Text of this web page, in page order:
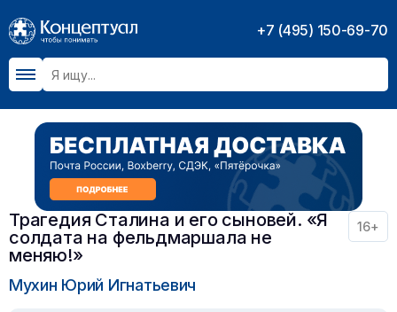
+7 (495) 150-69-70
Трагедия Сталина и его сыновей. «Я
солдата на фельдмаршала не
меняю!»
16+
Мухин Юрий Игнатьевич